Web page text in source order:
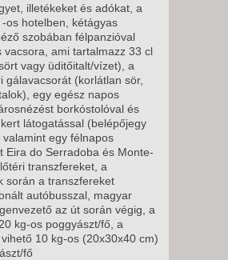
illetékeket és adókat, a
os hotelben, kétágyas
szobában félpanzióval
vacsora, ami tartalmazz 33 cl
vagy üditőitalt/vízet), a
gálavacsorát (korlátlan sör,
egy egész napos
borkóstolóval és
látogatással (belépőjegy
egy félnapos
Eira do Serradoba és Monte-
transzfereket, a
során a transzfereket
autóbusszal, magyar
az út során végig, a
kg-os poggyászt/fő, a
10 kg-os (20x30x40 cm)
fő